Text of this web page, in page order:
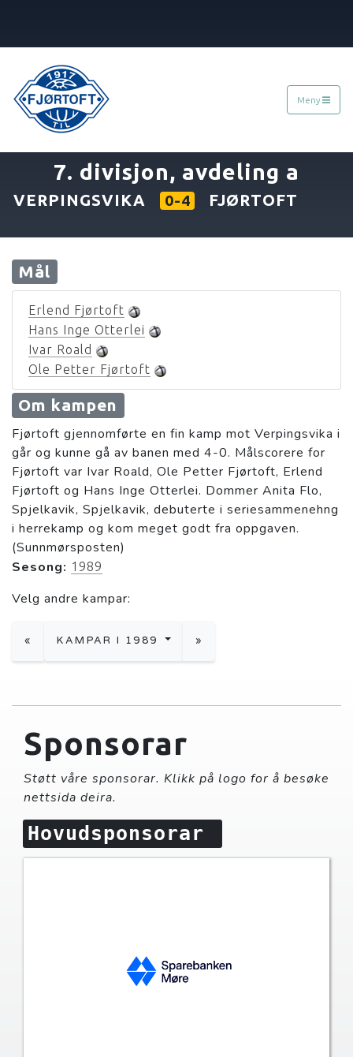
Meny
7. divisjon, avdeling a
VERPINGSVIKA 0-4 FJØRTOFT
Mål
Erlend Fjørtoft
Hans Inge Otterlei
Ivar Roald
Ole Petter Fjørtoft
Om kampen
Fjørtoft gjennomførte en fin kamp mot Verpingsvika i
går og kunne gå av banen med 4-0. Målscorere for
Fjørtoft var Ivar Roald, Ole Petter Fjørtoft, Erlend
Fjørtoft og Hans Inge Otterlei. Dommer Anita Flo,
Spjelkavik, Spjelkavik, debuterte i seriesammenehng
i herrekamp og kom meget godt fra oppgaven.
(Sunnmørsposten)
Sesong: 1989
Velg andre kampar:
« KAMPAR I 1989 »
Sponsorar
Støtt våre sponsorar. Klikk på logo for å besøke
nettsida deira.
Hovudsponsorar